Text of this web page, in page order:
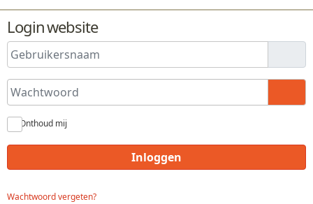
Login website
Gebruikersnaam
Wachtwoord
Onthoud mij
Inloggen
Wachtwoord vergeten?